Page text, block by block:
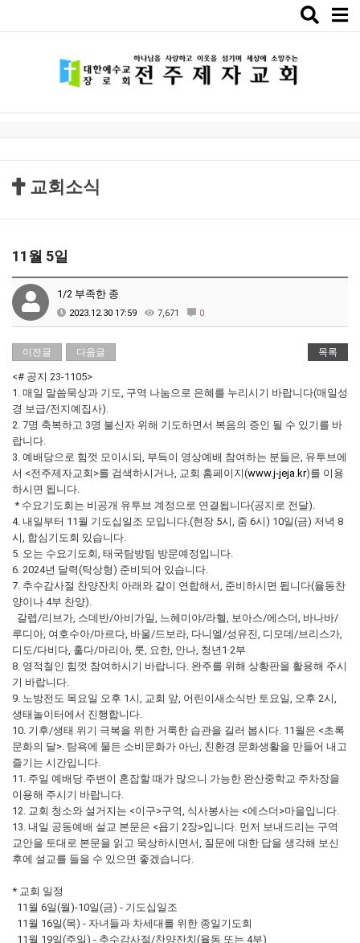
Toggle
교회소식
11월 5일
1/2 부족한 종
2023.12.30 17:59 7,671 0
이전글 다음글 목록
<# 공지 23-1105>
1. 매일 말씀묵상과 기도, 구역 나눔으로 은혜를 누리시기 바랍니다(매일성
경 보급/전지예집사).
2. 7명 축복하고 3명 불신자 위해 기도하면서 복음의 증인 될 수 있기를 바
랍니다.
3. 예배당으로 힘껏 모이시되, 부득이 영상예배 참여하는 분들은, 유투브에
서 <전주제자교회>를 검색하시거나, 교회 홈페이지(www.j-jeja.kr)를 이용
하시면 됩니다.
* 수요기도회는 비공개 유투브 계정으로 연결됩니다(공지로 전달).
4. 내일부터 11월 기도십일조 모입니다.(현장 5시, 줌 6시) 10일(금) 저녁 8
시, 합심기도회 있습니다.
5. 오는 수요기도회, 태국탐방팀 방문예정입니다.
6. 2024년 달력(탁상형) 준비되어 있습니다.
7. 추수감사절 찬양잔치 아래와 같이 연합해서, 준비하시면 됩니다(율동찬
양이나 4부 찬양).
갈렙/리브가, 스데반/아비가일, 느헤미야/라헬, 보아스/에스더, 바나바/
루디아, 여호수아/마르다, 바울/드보라, 다니엘/성유진, 디모데/브리스가,
디도/다비다, 훌다/마리아, 룻, 요한, 안나, 청년1·2부
8. 영적철인 힘껏 참여하시기 바랍니다. 완주를 위해 상황판을 활용해 주시
기 바랍니다.
9. 노방전도 목요일 오후 1시, 교회 앞, 어린이새소식반 토요일, 오후 2시,
생태놀이터에서 진행합니다.
10. 기후/생태 위기 극복을 위한 거룩한 습관을 길러 봅시다. 11월은 <초록
문화의 달>. 탐욕에 물든 소비문화가 아닌, 친환경 문화생활을 만들어 내고
즐기는 시간입니다.
11. 주일 예배당 주변이 혼잡할 때가 많으니 가능한 완산중학교 주차장을
이용해 주시기 바랍니다.
12. 교회 청소와 설거지는 <이구>구역, 식사봉사는 <에스더>마을입니다.
13. 내일 공동예배 설교 본문은 <욥기 2장>입니다. 먼저 보내드리는 구역
교안을 토대로 본문을 읽고 묵상하시면서, 질문에 대한 답을 생각해 보신
후에 설교를 들을 수 있으면 좋겠습니다.
* 교회 일정
11월 6일(월)-10일(금) - 기도십일조
11월 16일(목) - 자녀들과 차세대를 위한 종일기도회
11월 19일(주일) - 추수감사절/찬양잔치(율동 또는 4부)